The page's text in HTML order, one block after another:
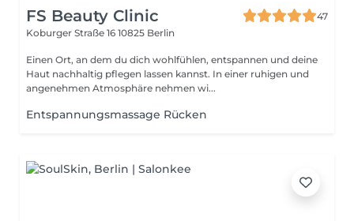
FS Beauty Clinic
47
Koburger Straße 16 10825 Berlin
Einen Ort, an dem du dich wohlfühlen, entspannen und deine
Haut nachhaltig pflegen lassen kannst. In einer ruhigen und
angenehmen Atmosphäre nehmen wi...
Entspannungsmassage Rücken